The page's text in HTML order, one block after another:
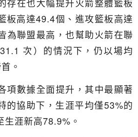
存在也大幅提升火箭整體籃板
板高達49.4個、進攻籃板高達
為聯盟最高，也幫助火箭在聯
次）的情況下，仍以場均
。
項數據全面提升，其中最顯著
的協助下，生涯平均僅53%的
生涯新高78.9%。